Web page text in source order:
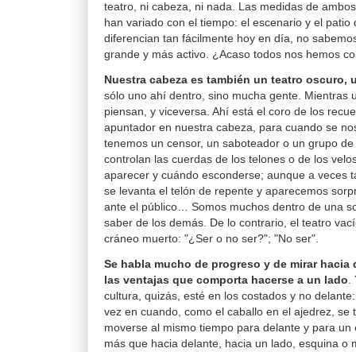
teatro, ni cabeza, ni nada. Las medidas de
han variado con el tiempo: el escenario y el patio
diferencian tan fácilmente hoy en día, no
grande y más activo. ¿Acaso todos nos hemos
Nuestra cabeza es también un teatro oscuro,
sólo uno ahí dentro, sino mucha gente. Mientras
piensan, y viceversa. Ahí está el coro de los
apuntador en nuestra cabeza, para cuando se
tenemos un censor, un saboteador o un grupo
controlan las cuerdas de los telones o de los
aparecer y cuándo esconderse; aunque a veces
se levanta el telón de repente y aparecemos
ante el público… Somos muchos dentro de una
saber de los demás. De lo contrario, el teatro
cráneo muerto: "¿Ser o no ser?"; "No ser".
Se habla mucho de progreso y de mirar hacia
las ventajas que comporta hacerse a un lado
cultura, quizás, esté en los costados y no
vez en cuando, como el caballo en el ajedrez, se
moverse al mismo tiempo para delante y para un
más que hacia delante, hacia un lado, esquina o